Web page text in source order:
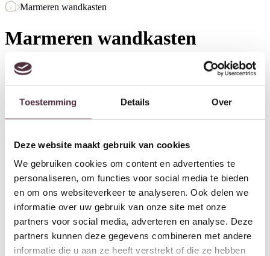
Toestemming Details Over
Deze website maakt gebruik van cookies
We gebruiken cookies om content en advertenties te
personaliseren, om functies voor social media te bieden
en om ons websiteverkeer te analyseren. Ook delen we
informatie over uw gebruik van onze site met onze
partners voor social media, adverteren en analyse. Deze
partners kunnen deze gegevens combineren met andere
informatie die u aan ze heeft verstrekt of die ze hebben
Marmeren wandkasten
Marmeren wandkasten
Herstel filters
Alle filters